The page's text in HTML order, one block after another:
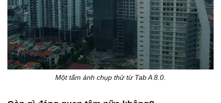
Một tấm ảnh chụp thử từ Tab A 8.0.